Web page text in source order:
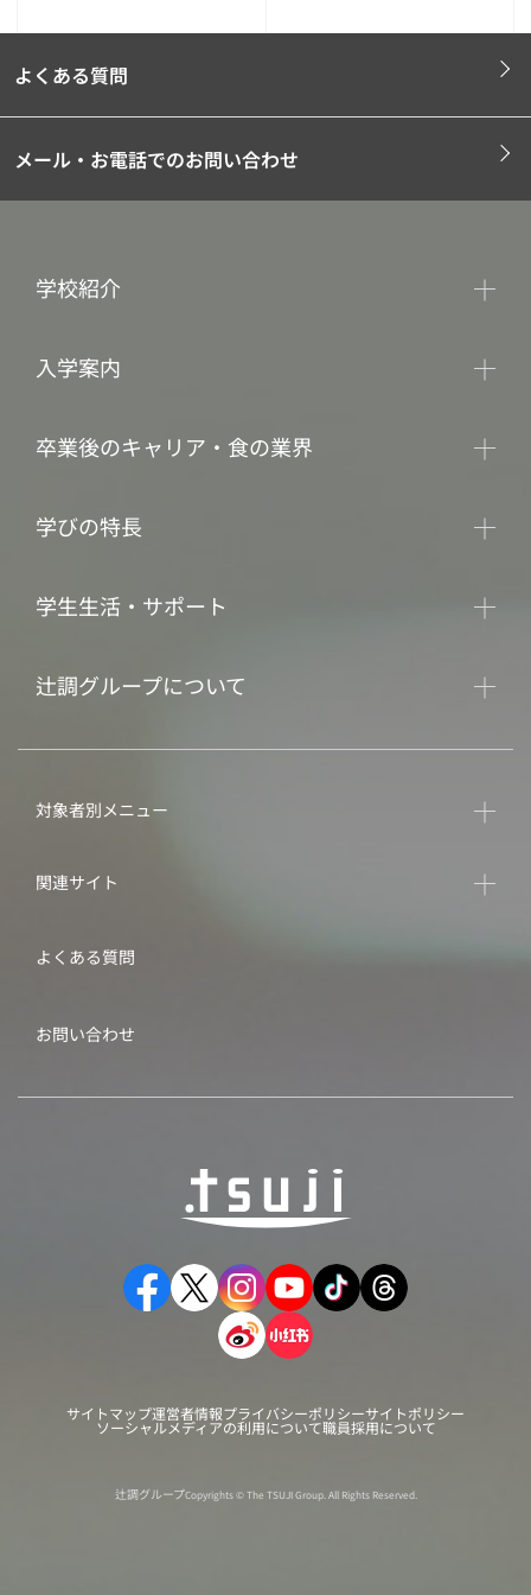
よくある質問
メール・お電話でのお問い合わせ
学校紹介
入学案内
卒業後のキャリア・食の業界
学びの特長
学生生活・サポート
辻調グループについて
対象者別メニュー
関連サイト
よくある質問
お問い合わせ
サイトマップ運営者情報プライバシーポリシーサイトポリシー
ソーシャルメディアの利用について職員採用について
辻調グループCopyrights © The TSUJI Group. All Rights Reserved.